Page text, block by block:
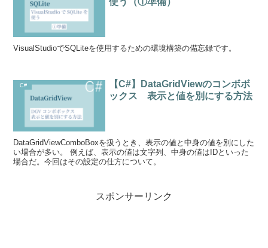
VisualStudioでSQLiteを使用するための環境構築の備忘録です。
C#
【C#】DataGridViewのコンボボ
ックス 表示と値を別にする方法
DataGridViewComboBoxを扱うとき、表示の値と中身の値を別にした
い場合が多い。 例えば、表示の値は文字列、中身の値はIDといった
場合だ。今回はその設定の仕方について。
スポンサーリンク